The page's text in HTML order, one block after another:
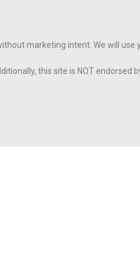
marketing intent. We will
this site is NOT endorsed